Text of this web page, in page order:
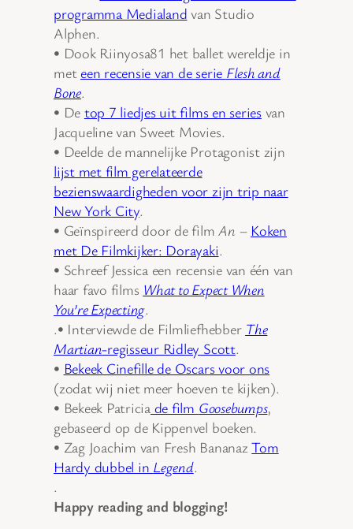
programma Medialand van Studio
Alphen.
• Dook Riinyosa81 het ballet wereldje in
met een recensie van de serie Flesh and
Bone.
• De top 7 liedjes uit films en seriesvan
Jacqueline van Sweet Movies.
• Deelde de mannelijke Protagonist zijn
lijst met film gerelateerde
bezienswaardigheden voor zijn trip naar
New York City.
• Geïnspireerd door de filmAn – Koken
met De Filmkijker: Dorayaki.
• Schreef Jessica een recensie van één van
haar favo films What to Expect When
You’re Expecting.
.• Interviewde de Filmliefhebber The
Martian-regisseur Ridley Scott.
• Bekeek Cinefille de Oscars voor ons
(zodat wij niet meer hoeven te kijken).
• Bekeek Patriciade film Goosebumps,
gebaseerd op de Kippenvel boeken.
• Zag Joachim van Fresh BananazTom
Hardy dubbel in Legend.
.
Happy reading and blogging!